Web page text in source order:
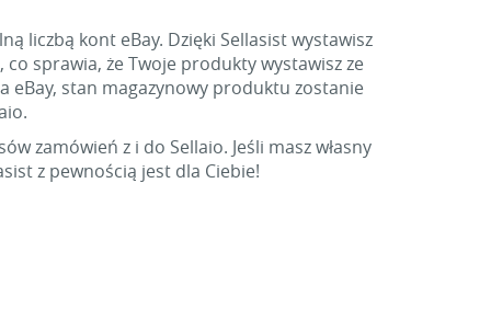
liczbą kont eBay. Dzięki Sellasist wystawisz
sprawia, że Twoje produkty wystawisz ze
eBay, stan magazynowy produktu zostanie
zamówień z i do Sellaio. Jeśli masz własny
z pewnością jest dla Ciebie!